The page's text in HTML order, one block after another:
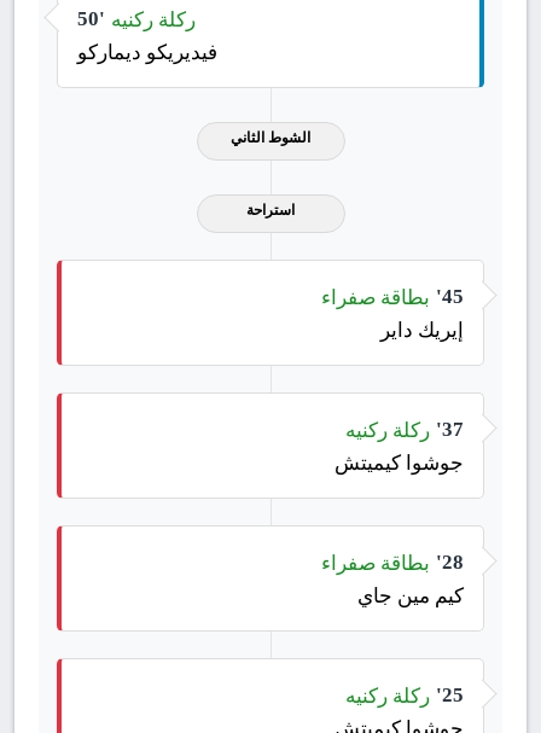
50' ركلة ركنيه
فيديريكو ديماركو
الشوط الثاني
استراحة
45' بطاقة صفراء
إيريك داير
37' ركلة ركنيه
جوشوا كيميتش
28' بطاقة صفراء
كيم مين جاي
25' ركلة ركنيه